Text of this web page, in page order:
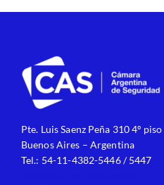
Pte. Luis Saenz Peña 310 4º piso
Buenos Aires – Argentina
Tel.: 54-11-4382-5446 / 5447